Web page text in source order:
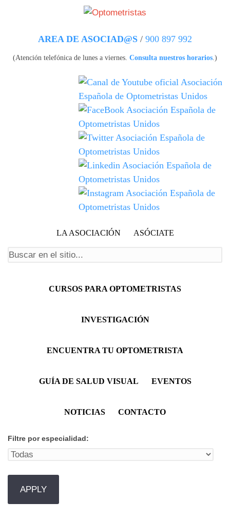
Pasar al contenido principal
AREA DE ASOCIAD@S / 900 897 992
(Atención telefónica de lunes a viernes. Consulta nuestros horarios.)
LA ASOCIACIÓN ASÓCIATE
Menú principal
CURSOS PARA OPTOMETRISTAS
INVESTIGACIÓN
ENCUENTRA TU OPTOMETRISTA
GUÍA DE SALUD VISUAL EVENTOS
NOTICIAS CONTACTO
Filtre por especialidad: